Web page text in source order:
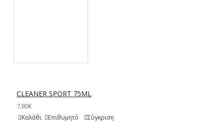
CLEANER SPORT 75ML
7,80€
Καλάθι Επιθυμητό Σύγκριση